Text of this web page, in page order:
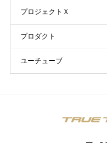
プロジェクトＸ
プロダクト
ユーチューブ